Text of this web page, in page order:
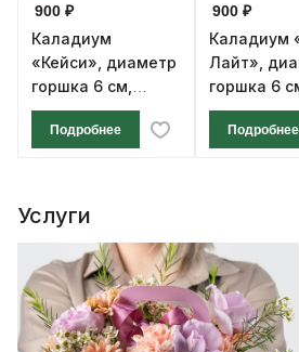
900 ₽
Каладиум
«Кейси», диаметр
горшка 6 см,
высота 12 см
Подробнее
900 ₽
Каладиум
Лайт»,
горшка 6
высота 12
Подробнее
Услуги